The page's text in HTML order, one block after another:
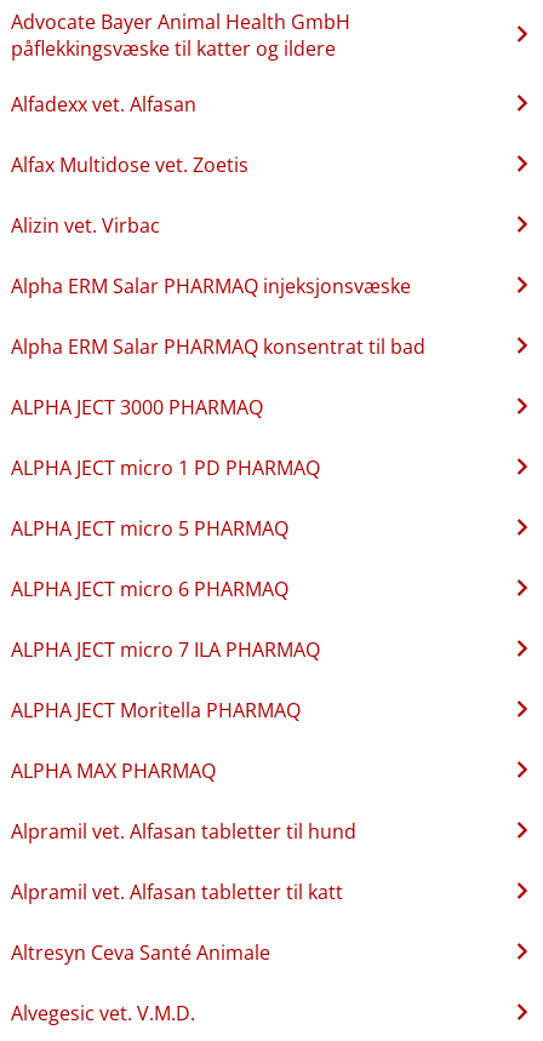
Advocate Bayer Animal Health GmbH
påflekkingsvæske til katter og ildere
Alfadexx vet. Alfasan
Alfax Multidose vet. Zoetis
Alizin vet. Virbac
Alpha ERM Salar PHARMAQ injeksjonsvæske
Alpha ERM Salar PHARMAQ konsentrat til bad
ALPHA JECT 3000 PHARMAQ
ALPHA JECT micro 1 PD PHARMAQ
ALPHA JECT micro 5 PHARMAQ
ALPHA JECT micro 6 PHARMAQ
ALPHA JECT micro 7 ILA PHARMAQ
ALPHA JECT Moritella PHARMAQ
ALPHA MAX PHARMAQ
Alpramil vet. Alfasan tabletter til hund
Alpramil vet. Alfasan tabletter til katt
Altresyn Ceva Santé Animale
Alvegesic vet. V.M.D.